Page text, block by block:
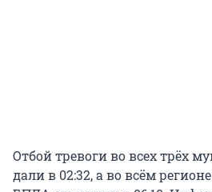
Отбой тревоги во всех трёх
дали в 02:32, а во всём